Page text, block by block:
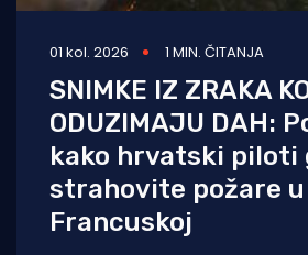
01 kol. 2026 1 MIN. ČITANJA
SNIMKE IZ ZRAKA
ODUZIMAJU DAH:
kako hrvatski piloti
strahovite požare u
Francuskoj